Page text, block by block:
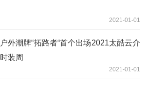
2021-01-01
户外潮牌“拓路者“首个出场2021太酷云介
时装周
2021-01-01